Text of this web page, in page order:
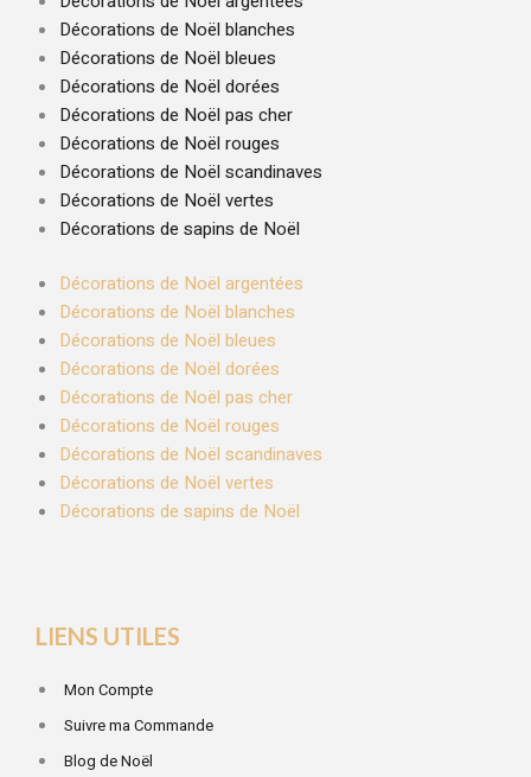
Décorations de Noël blanches
Décorations de Noël bleues
Décorations de Noël dorées
Décorations de Noël pas cher
Décorations de Noël rouges
Décorations de Noël scandinaves
Décorations de Noël vertes
Décorations de sapins de Noël
Décorations de Noël argentées
Décorations de Noël blanches
Décorations de Noël bleues
Décorations de Noël dorées
Décorations de Noël pas cher
Décorations de Noël rouges
Décorations de Noël scandinaves
Décorations de Noël vertes
Décorations de sapins de Noël
LIENS UTILES
Mon Compte
Suivre ma Commande
Blog de Noël